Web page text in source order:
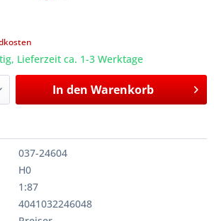
Lieferzeit ca. 1-3 Werktage
In den Warenkorb
037-24604
H0
1:87
4041032246048